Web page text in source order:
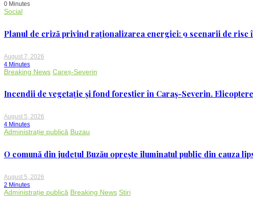
0 Minutes
Social
Planul de criză privind raționalizarea energiei: 9 scenarii de risc
August 7, 2026
4 Minutes
Breaking News Careș-Severin
Incendii de vegetație și fond forestier în Caraș-Severin.
August 5, 2026
4 Minutes
Administrație publică Buzau
O comună din județul Buzău oprește iluminatul public din
August 5, 2026
2 Minutes
Administrație publică Breaking News Stiri